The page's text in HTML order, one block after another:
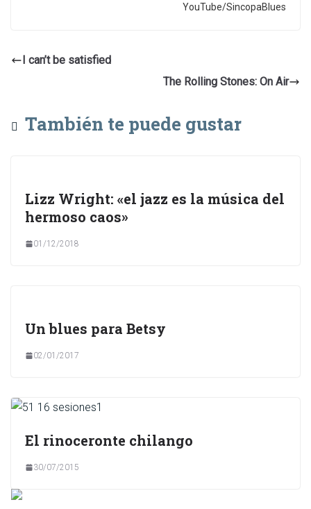
YouTube/SincopaBlues
I can’t be satisfied
The Rolling Stones: On Air
También te puede gustar
Lizz Wright: «el jazz es la música del
hermoso caos»
01/12/2018
Un blues para Betsy
02/01/2017
El rinoceronte chilango
30/07/2015